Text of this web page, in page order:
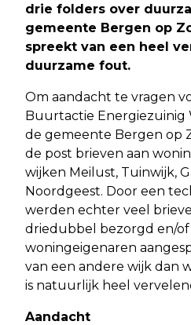
drie folders over
gemeente Bergen op
spreekt van een heel
duurzame fout.
Om aandacht te vragen
Buurtactie Energiezuinig
de gemeente Bergen op
de post brieven aan
wijken Meilust, Tuinwijk,
Noordgeest. Door een
werden echter veel
driedubbel bezorgd en/
woningeigenaren
van een andere wijk dan
is natuurlijk heel
Aandacht